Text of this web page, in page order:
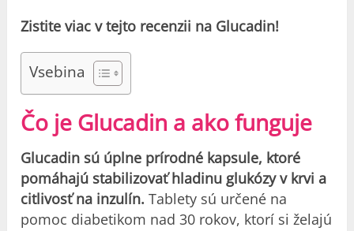
Zistite viac v tejto recenzii na Glucadin!
Vsebina
Čo je Glucadin a ako funguje
Glucadin sú úplne prírodné kapsule, ktoré
pomáhajú stabilizovať hladinu glukózy v krvi a
citlivosť na inzulín.Tablety sú určené na
pomoc diabetikom nad 30 rokov, ktorí si želajú